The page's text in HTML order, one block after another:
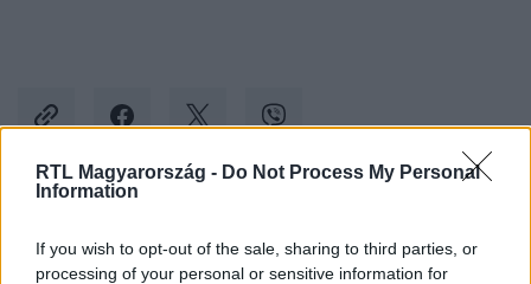
RTL Magyarország - Do Not Process My Personal
Information
If you wish to opt-out of the sale, sharing to third parties, or
processing of your personal or sensitive information for
Facebookon is!